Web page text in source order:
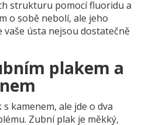
strukturu pomocí fluoridu a
o sobě nebolí, ale jeho
ústa nejsou dostatečně
plakem a
kamenem, ale jde o dva
Zubní plak je měkký,